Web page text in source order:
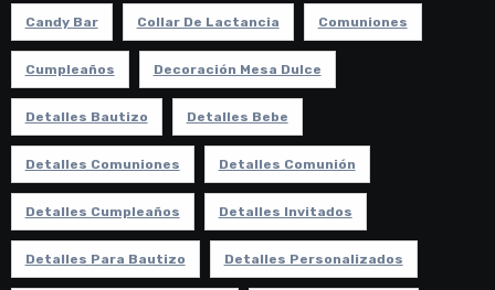
Candy Bar Collar De Lactancia Comuniones
Cumpleaños Decoración Mesa Dulce
Detalles Bautizo Detalles Bebe
Detalles Comuniones Detalles Comunión
Detalles Cumpleaños Detalles Invitados
Detalles Para Bautizo Detalles Personalizados